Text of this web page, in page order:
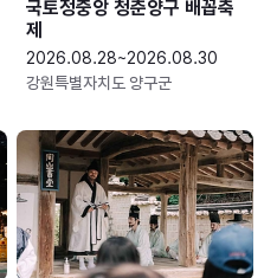
국토정중앙 청춘양구 배꼽축
제
2026.08.28~2026.08.30
강원특별자치도 양구군